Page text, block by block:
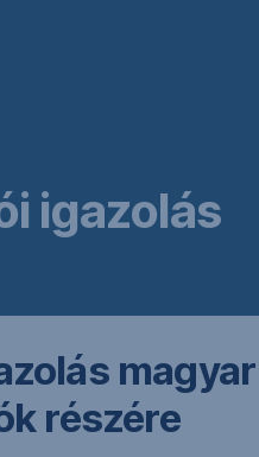
igazolás
magyar
részére